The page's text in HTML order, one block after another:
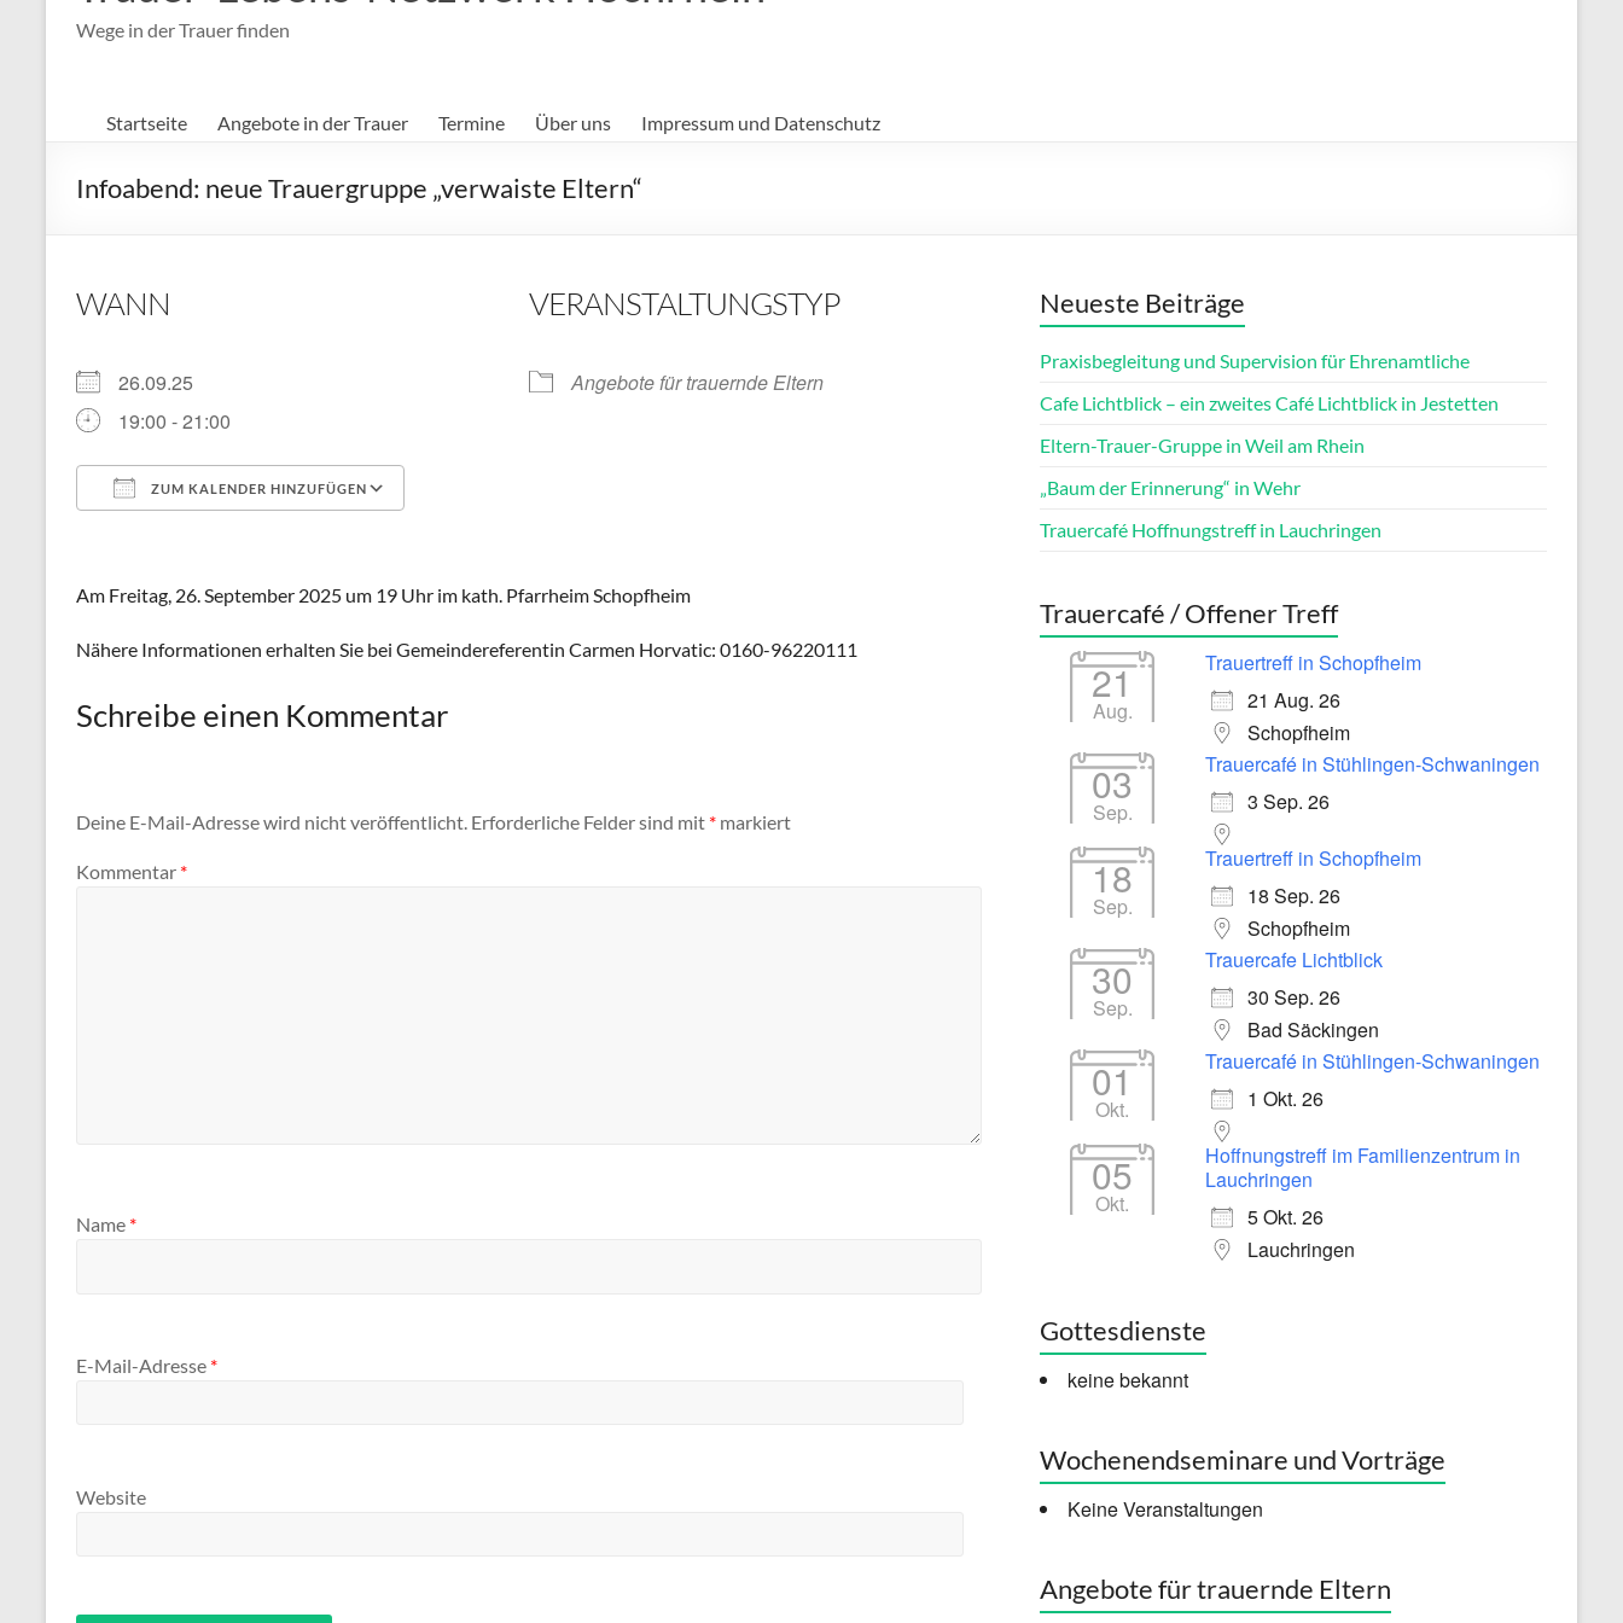
Wege in der Trauer finden
Startseite Angebote in der Trauer Termine Über uns Impressum und Datenschutz
Infoabend: neue Trauergruppe „verwaiste Eltern“
WANN
26.09.25
19:00 - 21:00
ZUM KALENDER HINZUFÜGEN
Office 365
VERANSTALTUNGSTYP
Angebote für trauernde Eltern
Am Freitag, 26. September 2025 um 19 Uhr im kath. Pfarrheim Schopfheim
Nähere Informationen erhalten Sie bei Gemeindereferentin Carmen Horvatic: 0160-96220111
Schreibe einen Kommentar
Deine E-Mail-Adresse wird nicht veröffentlicht. Erforderliche Felder sind mit * markiert
Kommentar *
Name *
E-Mail-Adresse *
Website
Neueste Beiträge
Praxisbegleitung und Supervision für Ehrenamtliche
Cafe Lichtblick – ein zweites Café Lichtblick in Jestetten
Eltern-Trauer-Gruppe in Weil am Rhein
„Baum der Erinnerung“ in Wehr
Trauercafé Hoffnungstreff in Lauchringen
Trauercafé / Offener Treff
21
Aug.
Trauertreff in Schopfheim
21 Aug. 26
Schopfheim
03
Sep.
Trauercafé in Stühlingen-Schwaningen
3 Sep. 26
18
Sep.
Trauertreff in Schopfheim
18 Sep. 26
Schopfheim
30
Sep.
Trauercafe Lichtblick
30 Sep. 26
Bad Säckingen
01
Okt.
Trauercafé in Stühlingen-Schwaningen
1 Okt. 26
05
Okt.
Hoffnungstreff im Familienzentrum in
Lauchringen
5 Okt. 26
Lauchringen
Gottesdienste
keine bekannt
Wochenendseminare und Vorträge
Keine Veranstaltungen
Angebote für trauernde Eltern